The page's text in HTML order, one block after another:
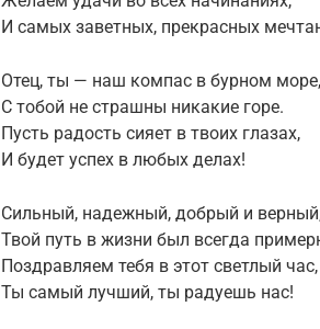
И самых заветных, прекрасных
Отец, ты — наш компас в бурном море,
С тобой не страшны никакие горе.
Пусть радость сияет в твоих глазах,
И будет успех в любых делах!
Сильный, надежный, добрый и
Твой путь в жизни был всегда
Поздравляем тебя в этот светлый час,
Ты самый лучший, ты радуешь нас!